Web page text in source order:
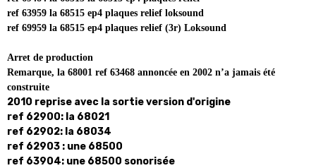
ref 63959 la 68515 ep4 plaques relief loksound
ref 69959 la 68515 ep4 plaques relief (3r) Loksound
Arret de production
Remarque, la 68001 ref 63468 annoncée en 2002 n’a jamais été
construite
2010 reprise avec la sortie version d'origine
ref 62900: la 68021
ref 62902: la 68034
ref 62903 : une 68500
ref 63904: une 68500 sonorisée